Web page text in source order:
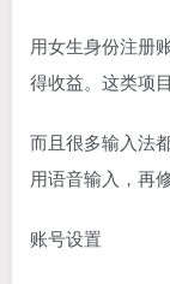
用女生身份注册
得收益。这类项
而且很多输入法
用语音输入，再
账号设置